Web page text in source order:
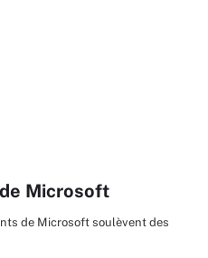
Microsoft
de Microsoft soulèvent des